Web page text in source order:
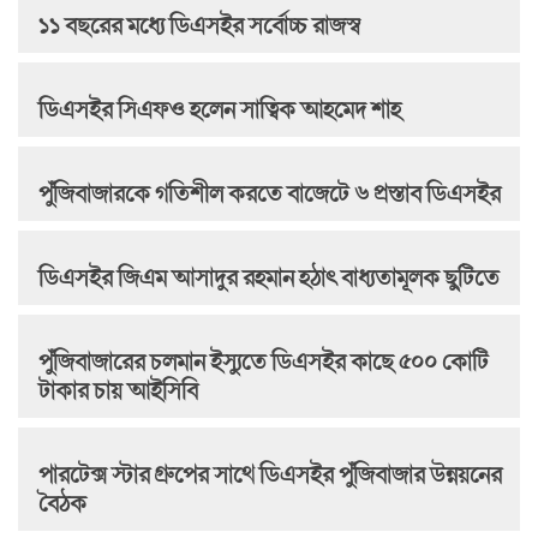
১১ বছরের মধ্যে ডিএসইর সর্বোচ্চ রাজস্ব
ডিএসইর সিএফও হলেন সাত্বিক আহমেদ শাহ
পুঁজিবাজারকে গতিশীল করতে বাজেটে ৬ প্রস্তাব ডিএসইর
ডিএসইর জিএম আসাদুর রহমান হঠাৎ বাধ্যতামূলক ছুটিতে
পুঁজিবাজারের চলমান ইস্যুতে ডিএসইর কাছে ৫০০ কোটি
টাকার চায় আইসিবি
পারটেক্স স্টার গ্রুপের সাথে ডিএসইর পুঁজিবাজার উন্নয়নের
বৈঠক